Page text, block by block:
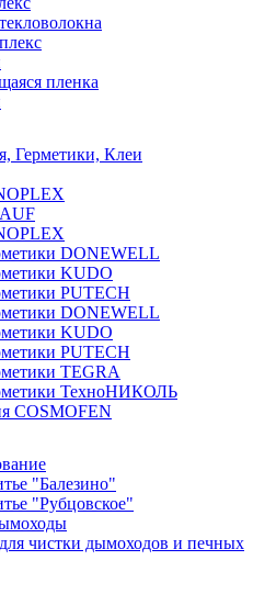
пленка
Герметики, Клеи
DONEWELL
KUDO
PUTECH
DONEWELL
KUDO
PUTECH
TEGRA
ТехноНИКОЛЬ
COSMOFEN
"Балезино"
"Рубцовское"
чистки дымоходов и печных